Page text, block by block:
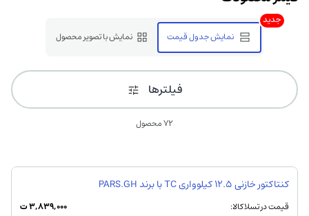
جدید
نمایش جدول قیمت
نمایش با تصویر محصول
72 محصول
فیلترها
کنتاکتور خازنی 12.5 کیلوواری TC با برند PARS.GH
قیمت در تسلاکالا: ۳,۸۳۹,۰۰۰ت